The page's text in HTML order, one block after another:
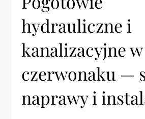
hydrauliczne i
kanalizacyjne w
czerwonaku —
naprawy i